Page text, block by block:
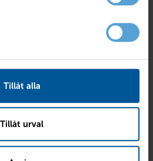
Tillåt alla
Tillåt urval